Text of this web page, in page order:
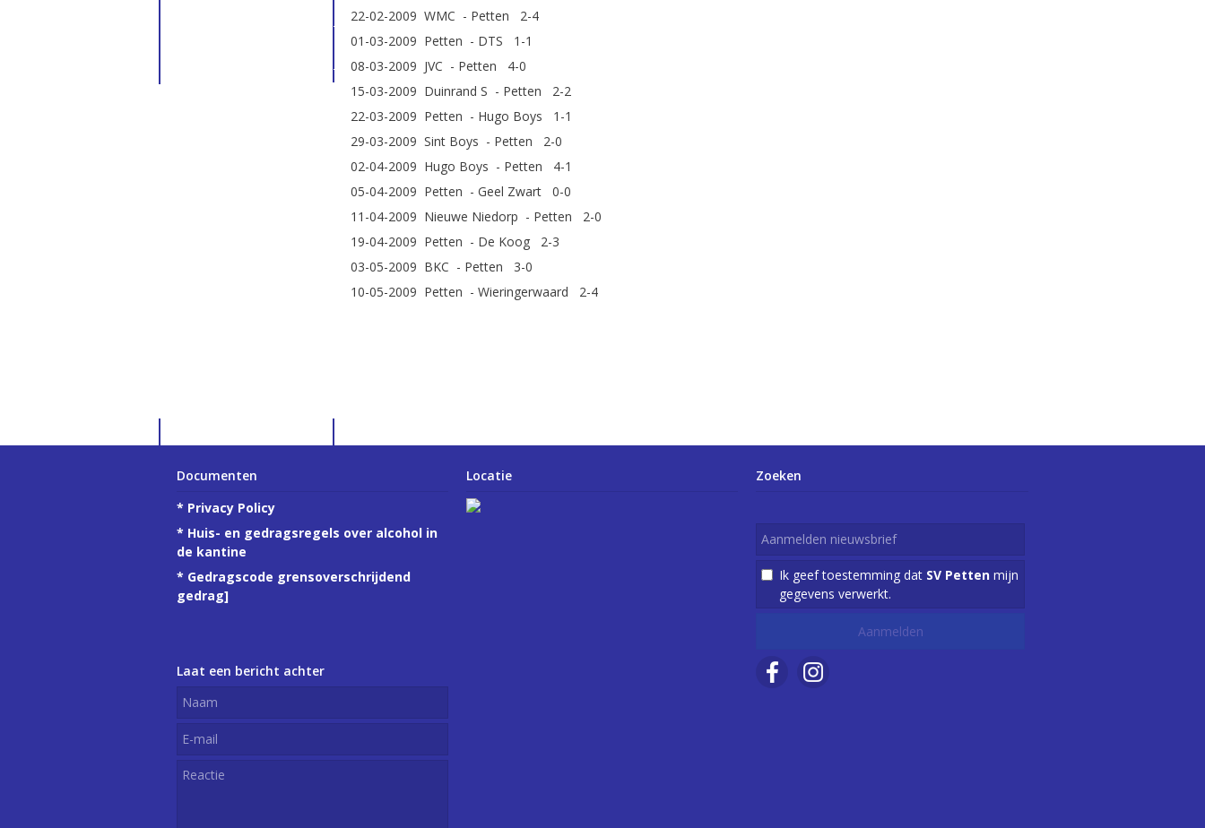
22-02-2009 WMC - Petten 2-4
01-03-2009 Petten - DTS 1-1
08-03-2009 JVC - Petten 4-0
15-03-2009 Duinrand S - Petten 2-2
22-03-2009 Petten - Hugo Boys 1-1
29-03-2009 Sint Boys - Petten 2-0
02-04-2009 Hugo Boys - Petten 4-1
05-04-2009 Petten - Geel Zwart 0-0
11-04-2009 Nieuwe Niedorp - Petten 2-0
19-04-2009 Petten - De Koog 2-3
03-05-2009 BKC - Petten 3-0
10-05-2009 Petten - Wieringerwaard 2-4
Documenten
* Privacy Policy
* Huis- en gedragsregels over alcohol in
de kantine
* Gedragscode grensoverschrijdend
gedrag]
Laat een bericht achter
Locatie Zoeken
Ik geef toestemming dat SV Petten mijn
gegevens verwerkt.